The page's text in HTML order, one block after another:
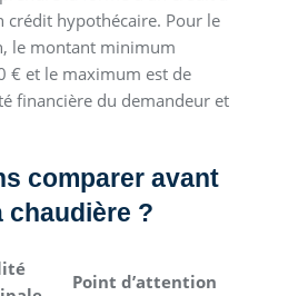
crédit hypothécaire. Pour le
le montant minimum
€ et le maximum est de
financière du demandeur et
comparer avant
chaudière ?
Point d’attention